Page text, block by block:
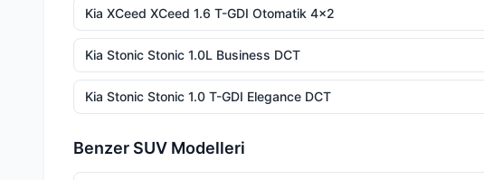
Kia XCeed XCeed 1.6 T-GDI Otomatik 4x2
Kia Stonic Stonic 1.0L Business DCT
Kia Stonic Stonic 1.0 T-GDI Elegance DCT
Benzer SUV Modelleri